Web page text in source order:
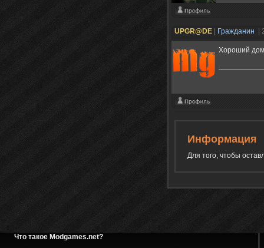
UPGR@DE Гражданин |
Хороший
Информация
Для того, чтобы
Что такое Modgames.net?